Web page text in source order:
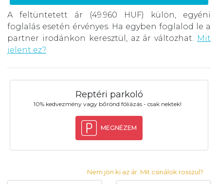
A feltüntetett ár (49.960 HUF) külön, egyéni
foglalás esetén érvényes. Ha egyben foglalod le a
partner irodánkon keresztül, az ár változhat. Mit
jelent ez?
Reptéri parkoló
10% kedvezmény vagy bőrönd fóliázás - csak nektek!
MEGNÉZEM
Nem jön ki az ár. Mit csinálok rosszul?